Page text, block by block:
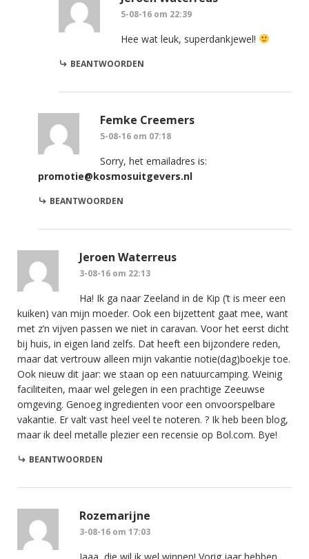
5-08-16 om 22:39
Hee wat leuk, superdankjewel!
BEANTWOORDEN
Femke Creemers
5-08-16 om 07:18
Sorry, het emailadres is:
promotie@kosmosuitgevers.nl
BEANTWOORDEN
Jeroen Waterreus
3-08-16 om 22:13
Ha! Ik ga naar Zeeland in de Kip (’t is meer een
kuiken) van mijn moeder. Ook een bijzettent gaat mee, want
met z’n vijven passen we niet in caravan. Voor het eerst dicht
bij huis, in eigen land zelfs. Dat heeft een bijzondere reden,
maar dat vertrouw alleen mijn vakantie notie(dag)boekje toe.
Ook nieuw dit jaar: we staan op een natuurcamping. Weinig
faciliteiten, maar wel gelegen in een prachtige Zeeuwse
omgeving. Genoeg ingredienten voor een onvoorspelbare
vakantie. Er valt vast heel veel te noteren. ? Ik heb been blog,
maar ik deel metalle plezier een recensie op Bol.com. Bye!
BEANTWOORDEN
Rozemarijne
3-08-16 om 17:03